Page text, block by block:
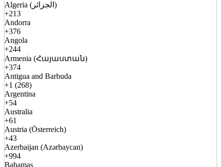
Algeria (الجزائر)
+213
Andorra
+376
Angola
+244
Armenia (Հայաստան)
+374
Antigua and Barbuda
+1 (268)
Argentina
+54
Australia
+61
Austria (Österreich)
+43
Azerbaijan (Azərbaycan)
+994
Bahamas